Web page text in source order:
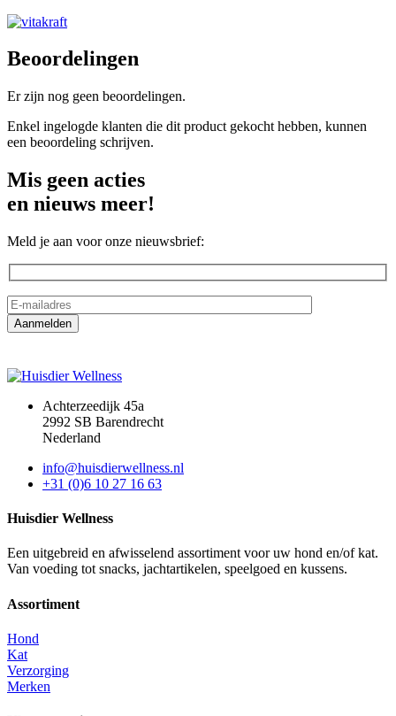
Beoordelingen
Er zijn nog geen beoordelingen.
Enkel ingelogde klanten die dit product gekocht hebben, kunnen
een beoordeling schrijven.
Mis geen acties
en nieuws meer!
Meld je aan voor onze nieuwsbrief:
Achterzeedijk 45a
2992 SB Barendrecht
Nederland
info@huisdierwellness.nl
+31 (0)6 10 27 16 63
Huisdier Wellness
Een uitgebreid en afwisselend assortiment voor uw hond en/of kat.
Van voeding tot snacks, jachtartikelen, speelgoed en kussens.
Assortiment
Hond
Kat
Verzorging
Merken